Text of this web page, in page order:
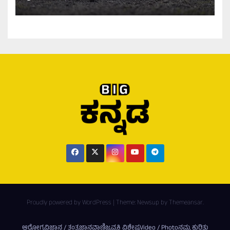
Proudly powered by WordPress | Theme:Newsup byThemeansar.